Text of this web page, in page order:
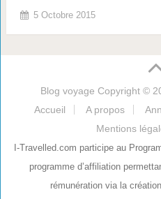
5 Octobre 2015
Blog voyage Copyright ©
Accueil
A propos
Mentions
I-Travelled.com participe au
programme d’affiliation
rémunération via la